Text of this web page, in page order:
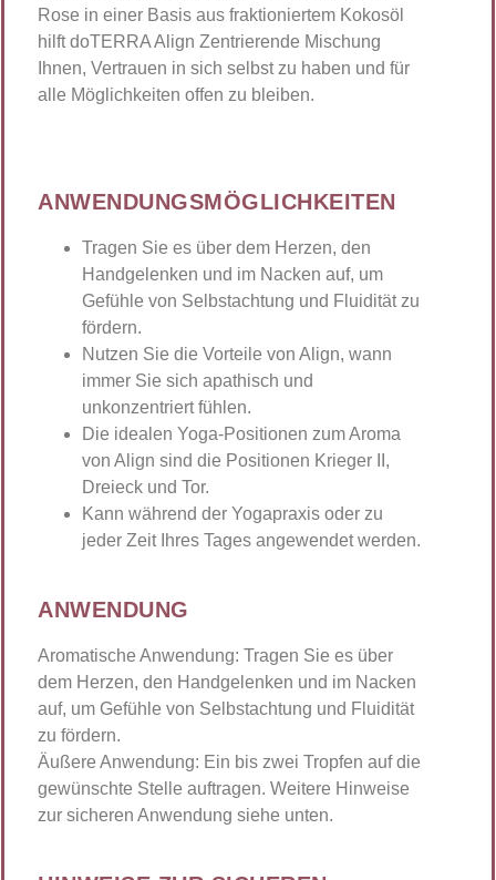
Rose in einer Basis aus fraktioniertem Kokosöl
hilft doTERRA Align Zentrierende Mischung
Ihnen, Vertrauen in sich selbst zu haben und für
alle Möglichkeiten offen zu bleiben.
ANWENDUNGSMÖGLICHKEITEN
Tragen Sie es über dem Herzen, den
Handgelenken und im Nacken auf, um
Gefühle von Selbstachtung und Fluidität zu
fördern.
Nutzen Sie die Vorteile von Align, wann
immer Sie sich apathisch und
unkonzentriert fühlen.
Die idealen Yoga-Positionen zum Aroma
von Align sind die Positionen Krieger II,
Dreieck und Tor.
Kann während der Yogapraxis oder zu
jeder Zeit Ihres Tages angewendet werden.
ANWENDUNG
Aromatische Anwendung: Tragen Sie es über
dem Herzen, den Handgelenken und im Nacken
auf, um Gefühle von Selbstachtung und Fluidität
zu fördern.
Äußere Anwendung: Ein bis zwei Tropfen auf die
gewünschte Stelle auftragen. Weitere Hinweise
zur sicheren Anwendung siehe unten.